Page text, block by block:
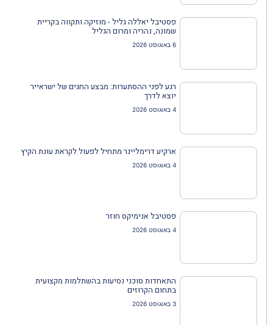
פסטיבל יאללה גליל - מוזיקה ותקווה בקריית
שמונה, נהריה ומרום הגליל
6 באוגוסט 2026
רגע לפני ההסתערות: מבצע החגים של ישראייר
יוצא לדרך
4 באוגוסט 2026
ארקיע דרימליינר מתחיל לפעול לקראת עונת הקיץ
4 באוגוסט 2026
פסטיבל אנימיקס חוזר
4 באוגוסט 2026
התאחדות סוכני נסיעות בהשתלמות מקצועית
בתחום הקרוזים
3 באוגוסט 2026